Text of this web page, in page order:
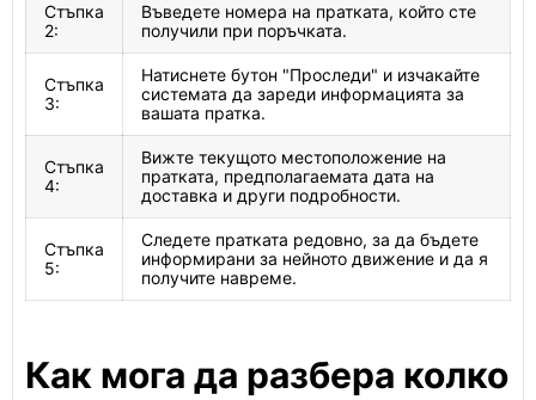
Стъпка
2:
Въведете номера на пратката, който сте
получили при поръчката.
Стъпка
3:
Натиснете бутон "Проследи" и изчакайте
системата да зареди информацията за
вашата пратка.
Стъпка
4:
Вижте текущото местоположение на
пратката, предполагаемата дата на
доставка и други подробности.
Стъпка
5:
Следете пратката редовно, за да бъдете
информирани за нейното движение и да я
получите навреме.
Как мога да разбера колко